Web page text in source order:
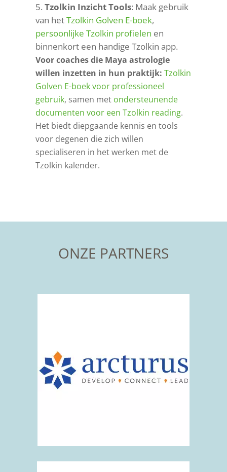
Tzolkin Inzicht Tools: Maak gebruik
van hetTzolkin Golven E-boek,
persoonlijke Tzolkin profielen en
binnenkort een handige Tzolkin app.
Voor coaches die Maya astrologie
willen inzetten in hun praktijk: Tzolkin
Golven E-boek voor professioneel
gebruik, samen met ondersteunende
documenten voor een Tzolkin reading.
Het biedt diepgaande kennis en tools
voor degenen die zich willen
specialiseren in het werken met de
Tzolkin kalender.
ONZE PARTNERS